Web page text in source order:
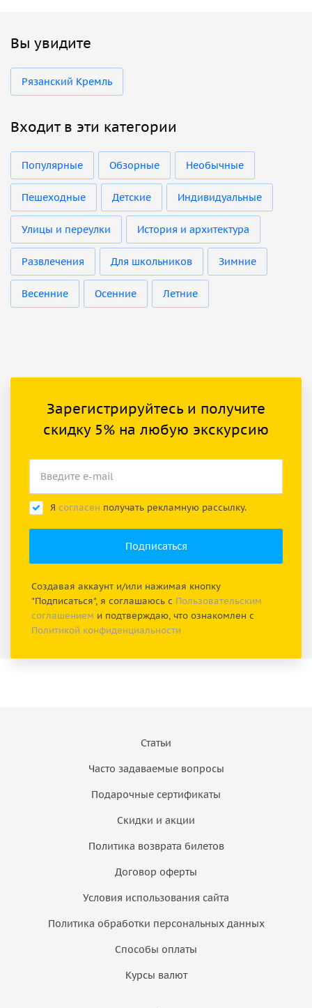
Вы увидите
Рязанский Кремль
Входит в эти категории
Популярные Обзорные Необычные
Пешеходные Детские Индивидуальные
Улицы и переулки История и архитектура
Развлечения Для школьников Зимние
Весенние Осенние Летние
Зарегистрируйтесь и получите
скидку 5% на любую экскурсию
Я согласен получать рекламную рассылку.
Создавая аккаунт и/или нажимая кнопку
"Подписаться", я соглашаюсь с Пользовательским
соглашением и подтверждаю, что ознакомлен с
Политикой конфиденциальности
Статьи
Часто задаваемые вопросы
Подарочные сертификаты
Скидки и акции
Политика возврата билетов
Договор оферты
Условия использования сайта
Политика обработки персональных данных
Способы оплаты
Курсы валют